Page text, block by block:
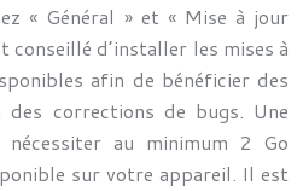
« Général » et « Mise à jour
conseillé d’installer les mises à
afin de bénéficier des
corrections de bugs. Une
au minimum 2 Go
sur votre appareil. Il est